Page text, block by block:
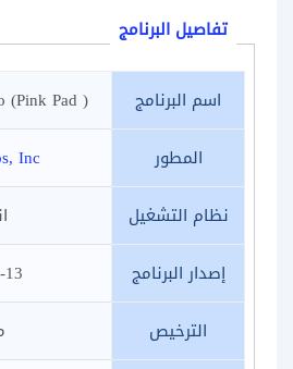
تفاصيل البرنامج
اسم البرنامج
( Period Tracker Pro (Pink Pad
المطور
Inc.
نظام التشغيل
إصدار البرنامج
الترخيص